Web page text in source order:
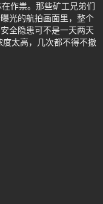
作祟。那些矿工兄弟们
光的航拍画面里，整个
全隐患可不是一天两天
太高，几次都不得不撤